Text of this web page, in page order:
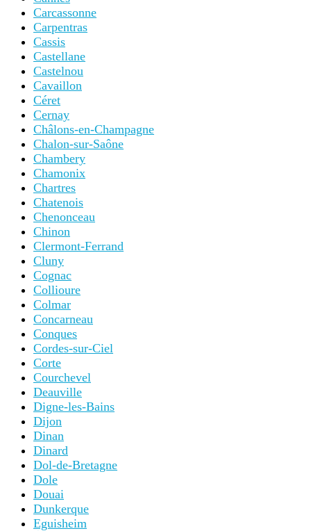
Eguisheim
Épernay
Espelette
Essoyes
Étretat
Eus
Évian-les-Bains
Èze
Fécamp
Figeac
Flavigny-sur-Ozerain
Fréjus
Gap
Giverny
Gordes
Gourdon
Grasse
Grenoble
Grignan
Guebwiller
Haguenau
Honfleur
Hunawihr
Hyères
Kaysersberg
L’Île-Rousse
L’Isle-sur-la-Sorgue
La Rochelle
La Roque-Gageac
Lacoste
Lagrasse
Langres
Larressingle
Le Mans
Le Puy-en-Velay
Les Andelys